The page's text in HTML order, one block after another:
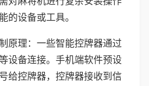
的设备或工具。
原理：一些智能控牌器通过
设备连接。手机端软件预设
给控牌器，控牌器接收到信